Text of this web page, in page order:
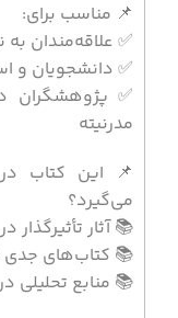
📌 مناسب برای:
✅ علاقه‌مندان
✅ دانشجویان و
✅ پژوهشگران
مدرنیته
📌 این کتاب
می‌گیرد؟
📚 آثار
📚 کتاب‌های جدی
📚 منابع تحلیلی